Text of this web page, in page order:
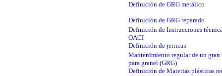
Definición de GRG metálico
Definición de GRG reparado
Definición de Instrucciones
OACI
Definición de jerrican
Mantenimiento regular de un gran
para granel (GRG)
Definición de Materias plásticas